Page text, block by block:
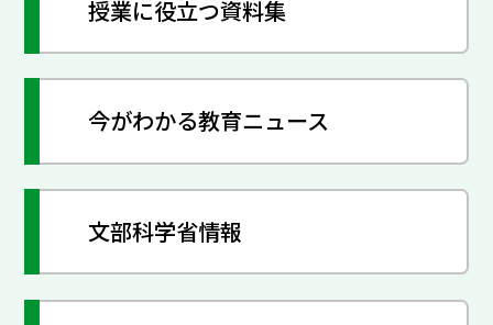
授業に役立つ資料集
今がわかる教育ニュース
文部科学省情報